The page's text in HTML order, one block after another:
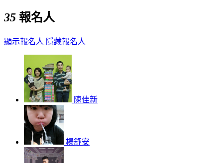
35 報名人
顯示報名人 隱藏報名人
陳佳新
楊舒安